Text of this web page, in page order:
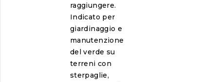
raggiungere.
Indicato per
giardinaggio e
manutenzione
del verde su
terreni con
sterpaglie,